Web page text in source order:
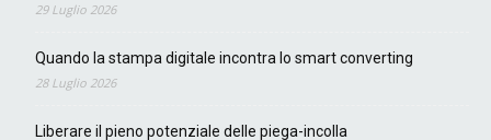
29 Luglio 2026
Quando la stampa digitale incontra lo smart converting
28 Luglio 2026
Liberare il pieno potenziale delle piega-incolla